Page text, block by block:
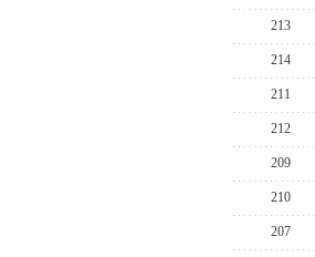
213
214
211
212
209
210
207